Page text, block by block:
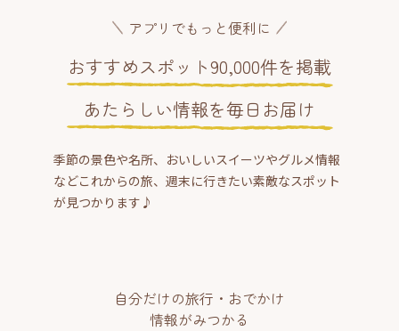
アプリでもっと便利に
おすすめスポット90,000件を掲載
あたらしい情報を毎日お届け
季節の景色や名所、おいしいスイーツやグルメ情報
などこれからの旅、週末に行きたい素敵なスポット
が見つかります♪
自分だけの旅行・おでかけ
情報がみつかる